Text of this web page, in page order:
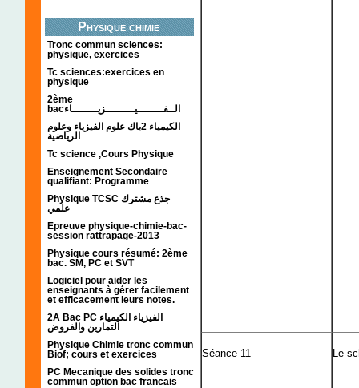
Physique chimie
Tronc commun sciences:
physique, exercices
Tc sciences:exercices en
physique
2ème
bacالــفــــــــيـــــــــزيــــــــاء
الكيمياء 2باك علوم الفيزياء وعلوم
الرياضية
Tc science ,Cours Physique
Enseignement Secondaire
qualifiant: Programme
Physique TCSC جذع مشترك
علمي
Epreuve physique-chimie-bac-
session rattrapage-2013
Physique cours résumé: 2ème
bac. SM, PC et SVT
Logiciel pour aider les
enseignants à gérer facilement
et efficacement leurs notes.
2A Bac PC الفيزياء الكيمياء
التمارين والفروض
Physique Chimie tronc commun
Biof; cours et exercices
PC Mecanique des solides tronc
commun option bac francais
Séance 11 Le